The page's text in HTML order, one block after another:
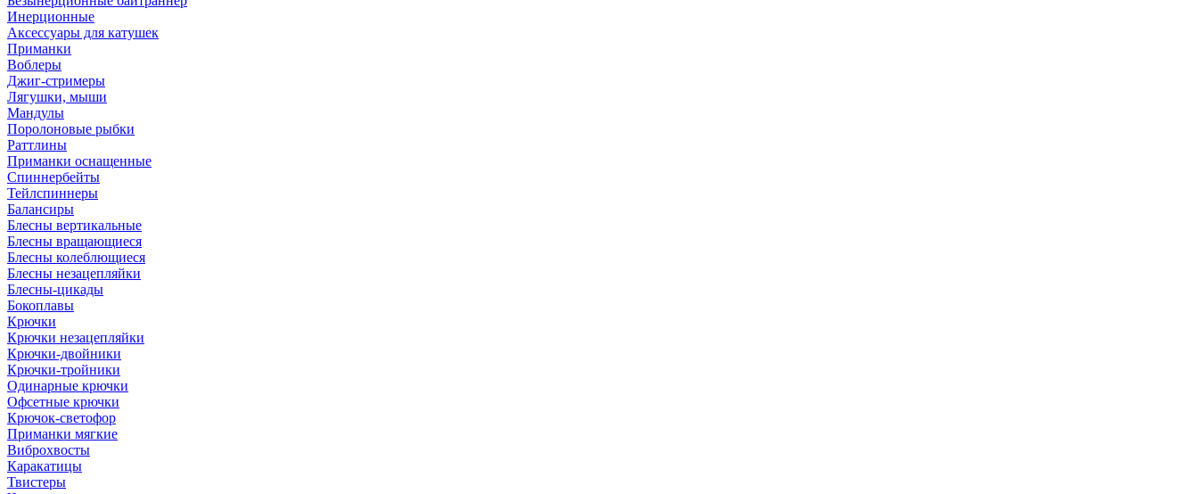
Инерционные
Аксессуары для катушек
Приманки
Воблеры
Джиг-стримеры
Лягушки, мыши
Мандулы
Поролоновые рыбки
Раттлины
Приманки оснащенные
Спиннербейты
Тейлспиннеры
Балансиры
Блесны вертикальные
Блесны вращающиеся
Блесны колеблющиеся
Блесны незацепляйки
Блесны-цикады
Бокоплавы
Крючки
Крючки незацепляйки
Крючки-двойники
Крючки-тройники
Одинарные крючки
Офсетные крючки
Крючок-светофор
Приманки мягкие
Виброхвосты
Каракатицы
Твистеры